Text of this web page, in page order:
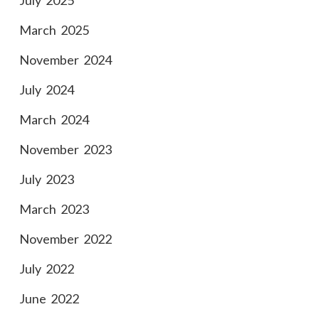
March 2025
November 2024
July 2024
March 2024
November 2023
July 2023
March 2023
November 2022
July 2022
June 2022